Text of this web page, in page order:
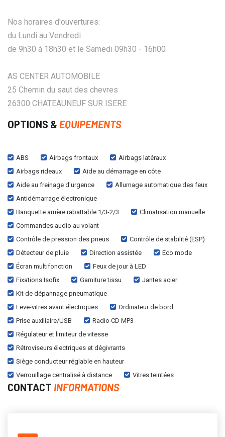
Nos horaires d'ouvertures:
du Lundi au Vendredi
de 9h30 à 18h30 et le Samedi 09h30 - 16h00
AS CENTER AUTOMOBILE
25 Chemin du saut des chevres
26300 CHATEAUNEUF SUR ISERE
OPTIONS & EQUIPEMENTS
ABS Airbags frontaux
Airbags latéraux
Airbags rideaux
Aide au démarrage en côte
Aide au freinage d'urgence
Allumage automatique des feux
Antidémarrage électronique
Banquette arrière rabattable 1/3-2/3
Climatisation manuelle
Commandes audio au volant
Contrôle de pression des pneus
Contrôle de stabilité (ESP)
Détecteur de pluie
Direction assistée
Eco mode
Écran multifonction
Feux de jour à LED
Fixations Isofix
Garniture tissu
Jantes acier
Kit de dépannage pneumatique
Leve-vitres avant électriques
Ordinateur de bord
Prise auxiliaire/USB
Radio CD MP3
Régulateur et limiteur de vitesse
Rétroviseurs électriques et dégivrants
Siège conducteur réglable en hauteur
Verrouillage centralisé à distance
Vitres teintées
CONTACT INFORMATIONS